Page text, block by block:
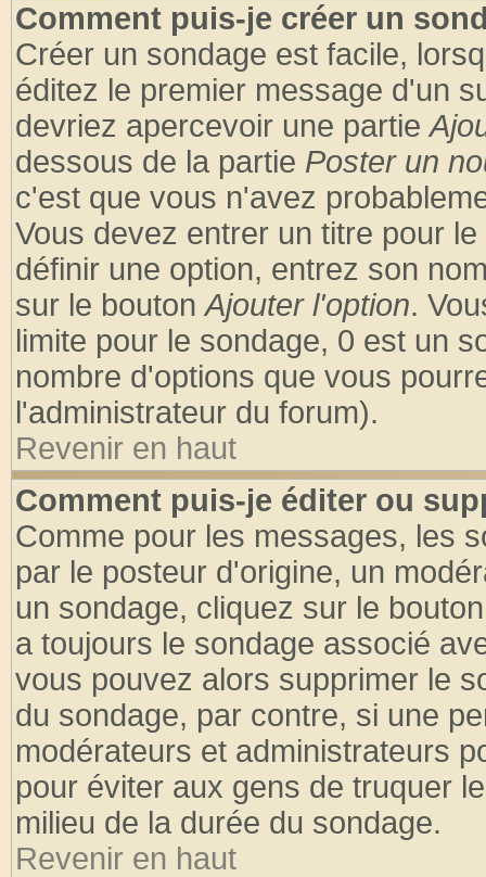
Comment puis-je créer un
Créer un sondage est facile,
éditez le premier message d'un
devriez apercevoir une partie
dessous de la partie Poster un
c'est que vous n'avez
Vous devez entrer un titre pour
définir une option, entrez son
sur le boutonAjouter l'option.
limite pour le sondage, 0 est un
nombre d'options que vous
l'administrateur du forum).
Revenir en haut
Comment puis-je éditer ou
Comme pour les messages, les
par le posteur d'origine, un
un sondage, cliquez sur le
a toujours le sondage associé
vous pouvez alors supprimer le
du sondage, par contre, si une
modérateurs et administrateurs
pour éviter aux gens de truquer
milieu de la durée du sondage.
Revenir en haut